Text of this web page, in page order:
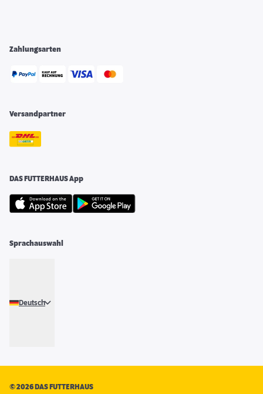
Zahlungsarten
Versandpartner
DAS FUTTERHAUS App
Sprachauswahl
Deutsch
©2026 DAS FUTTERHAUS